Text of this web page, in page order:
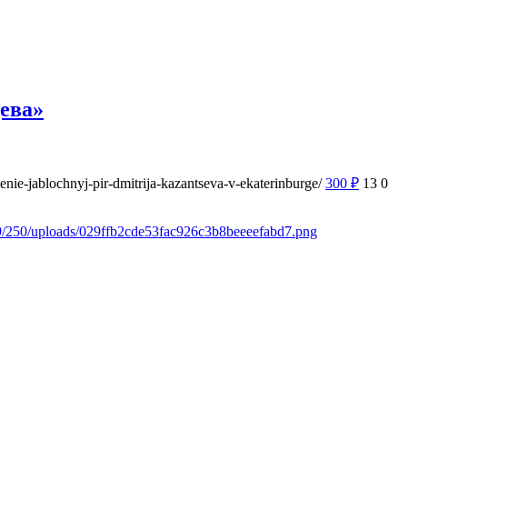
jablochnyj-pir-dmitrija-kazantseva-v-ekaterinburge/ 300 ₽ 13 0
uploads/029ffb2cde53fac926c3b8beeeefabd7.png